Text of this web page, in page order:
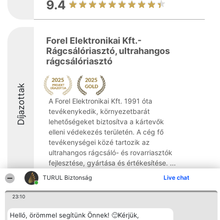
TURUL Biztonság Live chat
23:10
Helló, örömmel segítünk Önnek! 🙂Kérjük,
9.4
Díjazottak
Forel Elektronikai Kft.-
Rágcsálóriasztó, ultrahangos
rágcsálóriasztó
A Forel Elektronikai Kft. 1991 óta
tevékenykedik, környezetbarát
lehetőségeket biztosítva a kártevők
elleni védekezés területén. A cég fő
tevékenységei közé tartozik az
ultrahangos rágcsáló- és rovarriasztók
fejlesztése, gyártása és értékesítése. ...
9.6
Rangsorszervező Népszavazás